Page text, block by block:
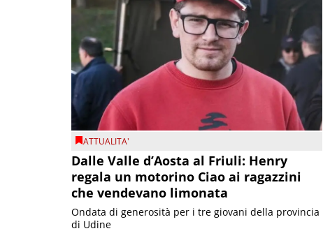
ATTUALITA'
Dalle Valle d’Aosta al Friuli: Henry
regala un motorino Ciao ai ragazzini
che vendevano limonata
Ondata di generosità per i tre giovani della provincia
di Udine